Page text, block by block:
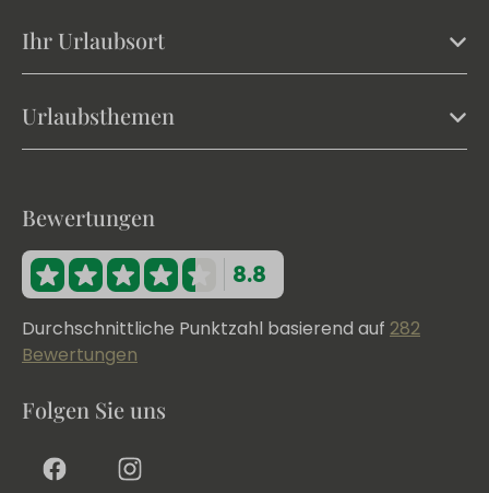
Ihr Urlaubsort
Urlaubsthemen
Bewertungen
8.8
Durchschnittliche Punktzahl basierend auf 282
Bewertungen
Folgen Sie uns